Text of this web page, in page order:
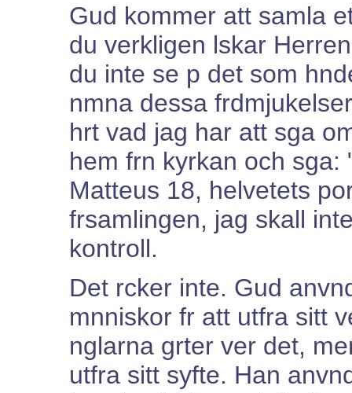
Gud kommer att samla
du verkligen lskar
du inte se p det som
nmna dessa
hrt vad jag har att sga
hem frn kyrkan och
Matteus 18, helvetets
frsamlingen, jag skall
kontroll.
Det rcker inte. Gud
mnniskor fr att utfra sitt
nglarna grter ver det,
utfra sitt syfte. Han